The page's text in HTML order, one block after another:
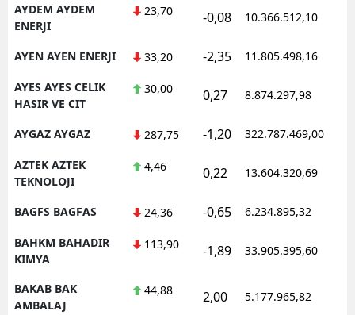
AYDEM AYDEM
ENERJI
23,70 -0,08 10.366.512,10
AYEN AYEN ENERJI 33,20 -2,35 11.805.498,16
AYES AYES CELIK
HASIR VE CIT
30,00 0,27 8.874.297,98
AYGAZ AYGAZ 287,75 -1,20 322.787.469,00
AZTEK AZTEK
TEKNOLOJI
4,46 0,22 13.604.320,69
BAGFS BAGFAS 24,36 -0,65 6.234.895,32
BAHKM BAHADIR
KIMYA
113,90 -1,89 33.905.395,60
BAKAB BAK
AMBALAJ
44,88 2,00 5.177.965,82